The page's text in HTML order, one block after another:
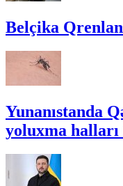
Belçika
Yunanıstanda
yoluxma halları